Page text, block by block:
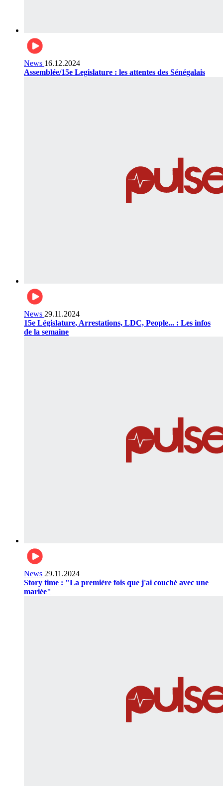
News 16.12.2024
Assemblée/15e Legislature : les attentes des Sénégalais
News 29.11.2024
15e Législature, Arrestations, LDC, People... : Les infos
de la semaine
News 29.11.2024
Story time : "La première fois que j'ai couché avec une
mariée"